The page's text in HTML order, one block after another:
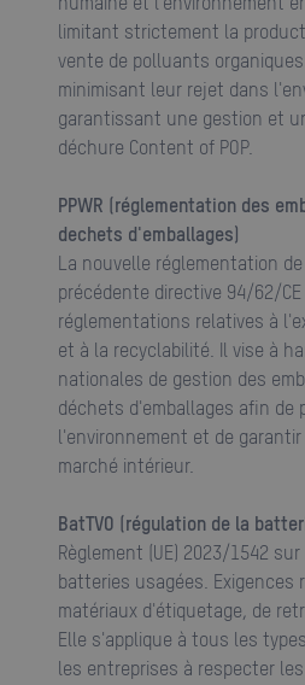
limitant strictement la
vente de polluants
minimisant leur rejet dans
garantissant une gestion et
déchure Content of POP.
PPWR (réglementation des emballages et des
dechets d'emballages)
La nouvelle réglementation de
précédente directive 94/62/CE
réglementations relatives à
et à la recyclabilité. Il vise à
nationales de gestion des
déchets d'emballages afin de
l'environnement et de
marché intérieur.
BatTVO (régulation de la
Règlement (UE) 2023/1542
batteries usagées. Exigences
matériaux d'étiquetage, de
Elle s'applique à tous les
les entreprises à respecter